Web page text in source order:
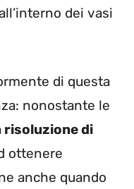
dei vasi
di questa
nonostante le
risoluzione di
ottenere
anche quando